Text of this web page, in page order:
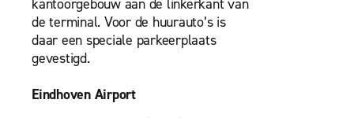
kantoorgebouw aan de linkerkant van
de terminal. Voor de huurauto’s is
daar een speciale parkeerplaats
gevestigd.
Eindhoven Airport